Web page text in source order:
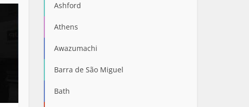
Ashford
Athens
Awazumachi
Barra de São Miguel
Bath